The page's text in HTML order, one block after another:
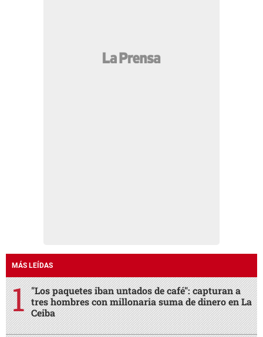
MÁS LEÍDAS
"Los paquetes iban untados de café": capturan a
tres hombres con millonaria suma de dinero en La
Ceiba